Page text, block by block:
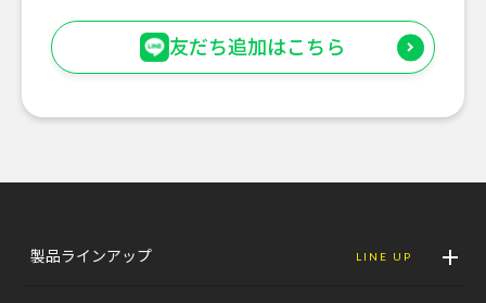
友だち追加はこちら
製品ラインアップ LINE UP